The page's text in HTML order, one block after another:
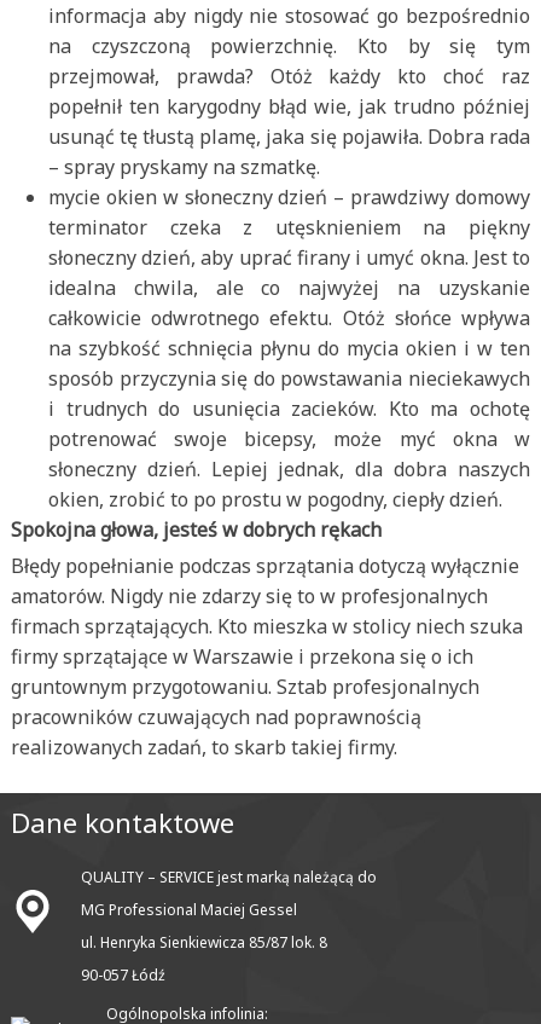
informacja aby nigdy nie stosować go bezpośrednio
na czyszczoną powierzchnię. Kto by się tym
przejmował, prawda? Otóż każdy kto choć raz
popełnił ten karygodny błąd wie, jak trudno później
usunąć tę tłustą plamę, jaka się pojawiła. Dobra rada
– spray pryskamy na szmatkę.
mycie okien w słoneczny dzień – prawdziwy domowy
terminator czeka z utęsknieniem na piękny
słoneczny dzień, aby uprać firany i umyć okna. Jest to
idealna chwila, ale co najwyżej na uzyskanie
całkowicie odwrotnego efektu. Otóż słońce wpływa
na szybkość schnięcia płynu do mycia okien i w ten
sposób przyczynia się do powstawania nieciekawych
i trudnych do usunięcia zacieków. Kto ma ochotę
potrenować swoje bicepsy, może myć okna w
słoneczny dzień. Lepiej jednak, dla dobra naszych
okien, zrobić to po prostu w pogodny, ciepły dzień.
Spokojna głowa, jesteś w dobrych rękach
Błędy popełnianie podczas sprzątania dotyczą wyłącznie
amatorów. Nigdy nie zdarzy się to w profesjonalnych
firmach sprzątających. Kto mieszka w stolicy niech szuka
firmy sprzątające w Warszawie i przekona się o ich
gruntownym przygotowaniu. Sztab profesjonalnych
pracowników czuwających nad poprawnością
realizowanych zadań, to skarb takiej firmy.
Dane kontaktowe
QUALITY – SERVICE jest marką należącą do
MG Professional Maciej Gessel
ul. Henryka Sienkiewicza 85/87 lok. 8
90-057 Łódź
Ogólnopolska infolinia: